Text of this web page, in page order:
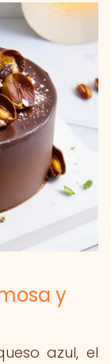
y
azul, el